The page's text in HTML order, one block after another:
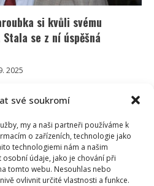
své soukromí
my a naši partneři používáme k
o zařízeních, technologie jako
technologiemi nám a našim
údaje, jako je chování při
tomto webu. Nesouhlas nebo
ovlivnit určité vlastnosti a funkce.
si kvůli svému
se z ní úspěšná
2025
život. Prošla si...